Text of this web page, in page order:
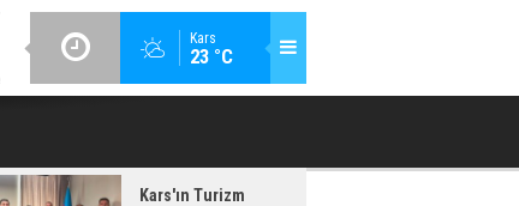
Kars
23 °C
BAKAN İBRAHIM YUMAKLI, KARS'TA (GEKİS)'IN ILK
Kars'ın Turizm